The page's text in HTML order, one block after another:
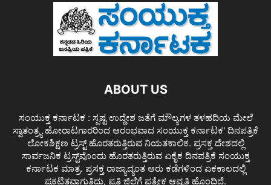
ABOUT US
ಸಂಯುಕ್ತ ಕರ್ನಾಟಕ : ಸ್ಪಷ್ಟ ಉದ್ದೇಶ ಜತೆಗೆ ಮೌಲ್ಯಗಳ ತಳಹದಿಯ ಮೇಲೆ
ಸ್ವಾತಂತ್ರ್ಯ ಹೋರಾಟಗಾರರಿಂದ ಆರಂಭವಾದ ಸಂಯುಕ್ತ ಕರ್ನಾಟಕ' ದಿನಪತ್ರಿಕೆ
ಲೋಕಶಿಕ್ಷಣ ಟ್ರಸ್ಟ್ ಹೊರತರುತ್ತಿರುವ ನಿಯತಕಾಲಿಕ. ಪ್ರಸಕ್ತ ದೇಶದಲ್ಲಿ
ಸಾರ್ವಜನಿಕ ಟ್ರಸ್ಟ್‌ವೊಂದು ಹೊರತರುತ್ತಿರುವ ಏಕೈಕ ದಿನಪತ್ರಿಕೆ ಸಂಯುಕ್ತ
ಕರ್ನಾಟಕ ಮಾತ್ರ. ಪ್ರಸಕ್ತ ರಾಜ್ಯಾದ್ಯಂತ ಆರು ಕಡೆಗಳಿಂದ ಏಕಕಾಲದಲ್ಲಿ
ಪ್ರಕಟಿತವಾಗುತ್ತಿದ್ದು, ಪ್ರತಿ ಜಿಲ್ಲೆಗೆ ಪತ್ಯೇಕ ಆವೃತ್ತಿ ಹೊಂದಿದೆ.